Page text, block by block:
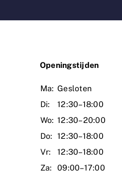
Openingstijden
Ma: Gesloten
Di:
12:30–18:00
Wo: 12:30–20:00
Do: 12:30–18:00
Vr:
12:30–18:00
Za:
09:00–17:00